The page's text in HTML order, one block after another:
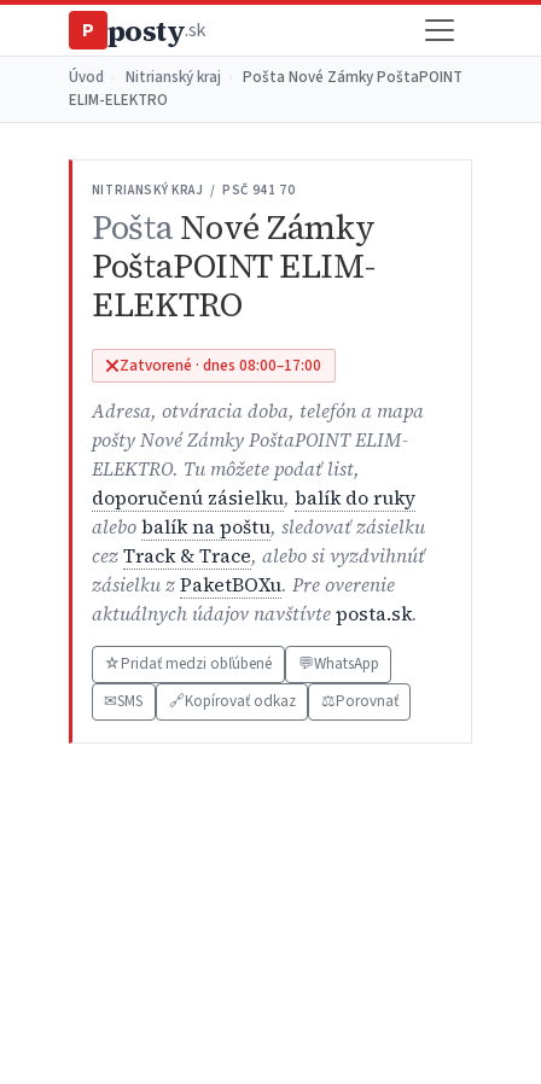
P posty.sk
Úvod Nitrianský kraj
Pošta Nové Zámky PoštaPOINT
ELIM-ELEKTRO
NITRIANSKÝ KRAJ / PSČ 941 70
PoštaNové Zámky
PoštaPOINT ELIM-
ELEKTRO
Zatvorené · dnes 08:00–17:00
Adresa, otváracia doba, telefón a mapa
pošty Nové Zámky PoštaPOINT ELIM-
ELEKTRO. Tu môžete podať list,
doporučenú zásielku, balík do ruky
alebobalík na poštu, sledovať zásielku
cezTrack & Trace, alebo si vyzdvihnúť
zásielku zPaketBOXu. Pre overenie
aktuálnych údajov navštívteposta.sk.
☆Pridať medzi obľúbené 💬WhatsApp
✉SMS 🔗Kopírovať odkaz ⚖️Porovnať